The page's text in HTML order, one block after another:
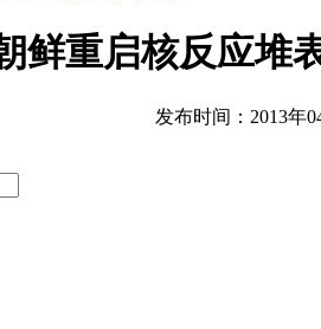
鲜重启核反应堆
发布时间：2013年